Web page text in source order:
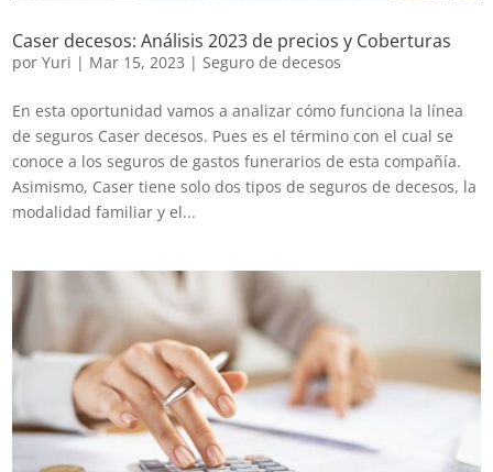
Caser decesos: Análisis 2023 de precios y Coberturas
porYuri | Mar 15, 2023 |Seguro de decesos
En esta oportunidad vamos a analizar cómo funciona la línea
de seguros Caser decesos. Pues es el término con el cual se
conoce a los seguros de gastos funerarios de esta compañía.
Asimismo, Caser tiene solo dos tipos de seguros de decesos, la
modalidad familiar y el...